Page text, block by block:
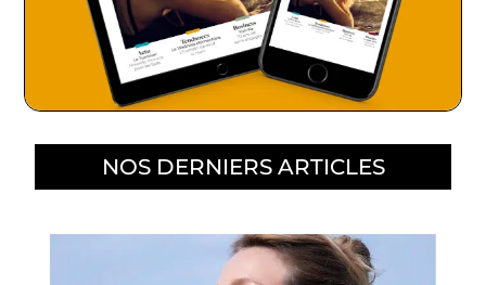
NOS DERNIERS ARTICLES